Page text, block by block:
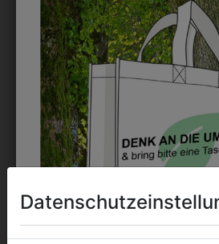
möglich. Waschbar bis zu 60°C.
DAS
AUCH